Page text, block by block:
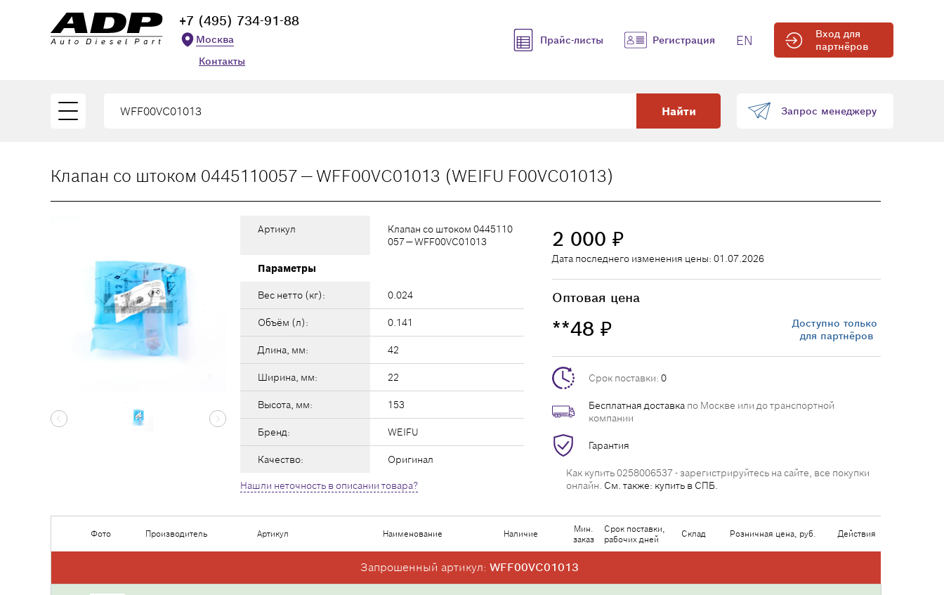
+7 (495) 734-91-88
Москва
Контакты
Прайс-листы Регистрация EN
Вход для
партнёров
Найти Запрос менеджеру
Клапан со штоком 0445110057 — WFF00VC01013 (WEIFU F00VC01013)
Артикул
Клапан со штоком 0445110
057 — WFF00VC01013
Параметры
Вес нетто (кг): 0.024
Объём (л): 0.141
Длина, мм: 42
Ширина, мм: 22
Высота, мм: 153
Бренд: WEIFU
Качество: Оригинал
Нашли неточность в описании товара?
2 000 ₽
Дата последнего изменения цены: 01.07.2026
Оптовая цена
**48 ₽
Доступно только
для партнёров
Срок поставки: 0
Бесплатная доставка по Москве или до транспортной
компании
Гарантия
Как купить 0258006537 - зарегистрируйтесь на сайте, все покупки
онлайн. См. также: купить в СПБ.
Фото Производитель Артикул Наименование Наличие
Мин.
заказ
Срок поставки,
рабочих дней
Склад Розничная цена, руб. Действия
Запрошенный артикул: WFF00VC01013